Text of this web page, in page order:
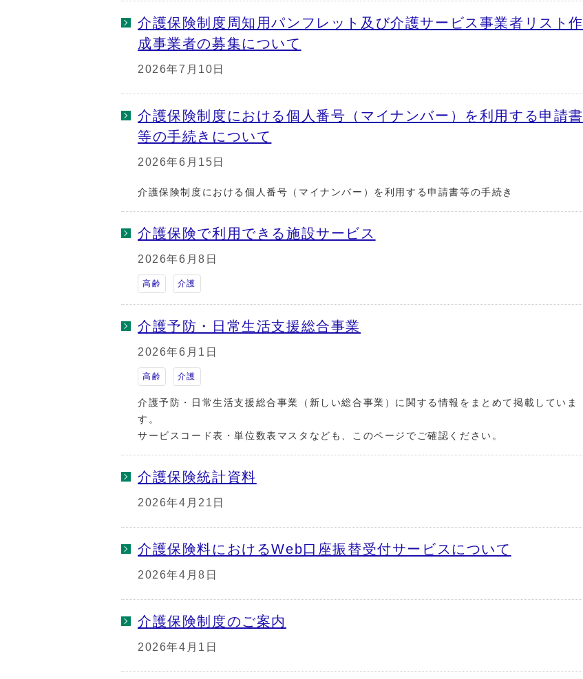
介護保険制度周知用パンフレット及び介護サービス事業者リスト作
成事業者の募集について
2026年7月10日
介護保険制度における個人番号（マイナンバー）を利用する申請書
等の手続きについて
2026年6月15日
介護保険制度における個人番号（マイナンバー）を利用する申請書等の手続き
介護保険で利用できる施設サービス
2026年6月8日
高齢 介護
介護予防・日常生活支援総合事業
2026年6月1日
高齢 介護
介護予防・日常生活支援総合事業（新しい総合事業）に関する情報をまとめて掲載していま
す。
サービスコード表・単位数表マスタなども、このページでご確認ください。
介護保険統計資料
2026年4月21日
介護保険料におけるWeb口座振替受付サービスについて
2026年4月8日
介護保険制度のご案内
2026年4月1日